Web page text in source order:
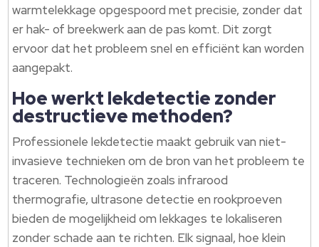
warmtelekkage opgespoord met precisie, zonder dat
er hak- of breekwerk aan de pas komt.​ Dit zorgt
ervoor dat het probleem snel en efficiënt kan worden
aangepakt.​
Hoe werkt lekdetectie zonder
destructieve methoden?
Professionele lekdetectie maakt gebruik van niet-
invasieve technieken om de bron van het probleem te
traceren.​ Technologieën zoals infrarood
thermografie, ultrasone detectie en rookproeven
bieden de mogelijkheid om lekkages te lokaliseren
zonder schade aan te richten.​ Elk signaal, hoe klein